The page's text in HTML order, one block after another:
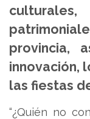
provincia,
innovación,
las fiestas
“¿Quién no